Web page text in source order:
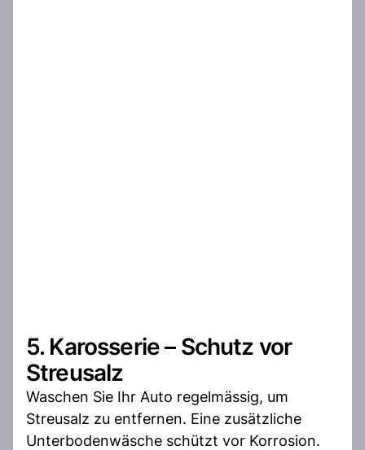
5. Karosserie – Schutz vor
Streusalz
Waschen Sie Ihr Auto regelmässig, um
Streusalz zu entfernen. Eine zusätzliche
Unterbodenwäsche schützt vor Korrosion.